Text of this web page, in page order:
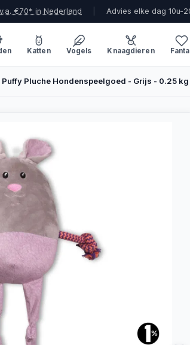
€70* in Nederland Advies elke dag 10u-
Katten Vogels Knaagdieren
Pluche Hondenspeelgoed - Grijs - 0.25 kg